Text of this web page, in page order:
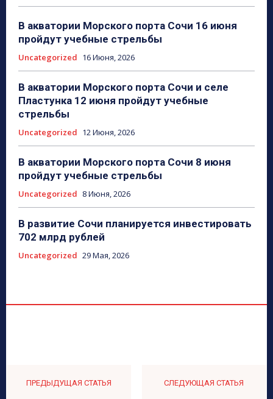
В акватории Морского порта Сочи 16 июня
пройдут учебные стрельбы
Uncategorized 16 Июня, 2026
В акватории Морского порта Сочи и селе
Пластунка 12 июня пройдут учебные
стрельбы
Uncategorized 12 Июня, 2026
В акватории Морского порта Сочи 8 июня
пройдут учебные стрельбы
Uncategorized 8 Июня, 2026
В развитие Сочи планируется инвестировать
702 млрд рублей
Uncategorized 29 Мая, 2026
ПРЕДЫДУЩАЯ СТАТЬЯ СЛЕДУЮЩАЯ СТАТЬЯ